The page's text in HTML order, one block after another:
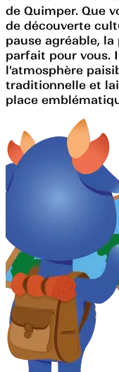
de Quimper. Que
de découverte
pause agréable,
parfait pour vous.
l'atmosphère
traditionnelle et
place